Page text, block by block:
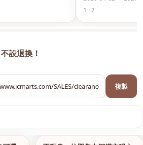
1 · 2
設退換！
複製